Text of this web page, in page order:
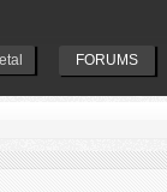
FORUMS